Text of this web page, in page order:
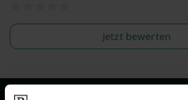
Jetzt bewerten